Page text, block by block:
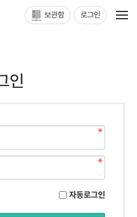
보관함 로그인
인
자동로그인